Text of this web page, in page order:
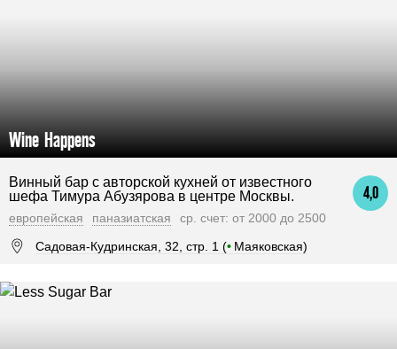
Wine Happens
4,0
Винный бар с авторской кухней от известного
шефа Тимура Абузярова в центре Москвы.
европейская паназиатская
ср. счет: от 2000 до 2500
Садовая-Кудринская, 32, стр. 1 (• Маяковская)